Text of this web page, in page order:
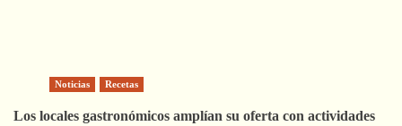
Noticias Recetas
Los locales gastronómicos amplían su oferta con actividades